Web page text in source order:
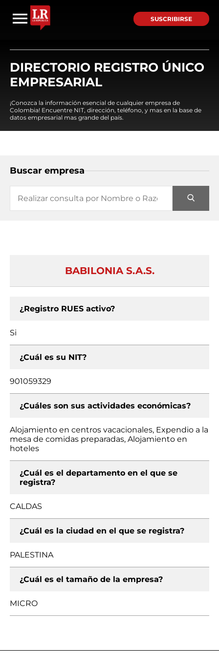
SUSCRIBIRSE
DIRECTORIO REGISTRO ÚNICO
EMPRESARIAL
¡Conozca la información esencial de cualquier empresa de
Colombia! Encuentre NIT, dirección, teléfono, y mas en la base de
datos empresarial mas grande del país.
Buscar empresa
BABILONIA S.A.S.
¿Registro RUES activo?
Si
¿Cuál es su NIT?
901059329
¿Cuáles son sus actividades económicas?
Alojamiento en centros vacacionales, Expendio a la
mesa de comidas preparadas, Alojamiento en
hoteles
¿Cuál es el departamento en el que se
registra?
CALDAS
¿Cuál es la ciudad en el que se registra?
PALESTINA
¿Cuál es el tamaño de la empresa?
MICRO